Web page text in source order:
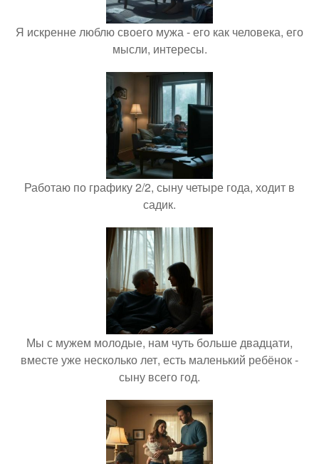
Я искренне люблю своего мужа - его как человека, его
мысли, интересы.
Работаю по графику 2/2, сыну четыре года, ходит в
садик.
Мы с мужем молодые, нам чуть больше двадцати,
вместе уже несколько лет, есть маленький ребёнок -
сыну всего год.